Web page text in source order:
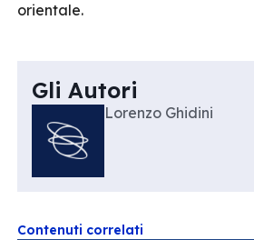
orientale.
Gli Autori
Lorenzo Ghidini
Contenuti correlati